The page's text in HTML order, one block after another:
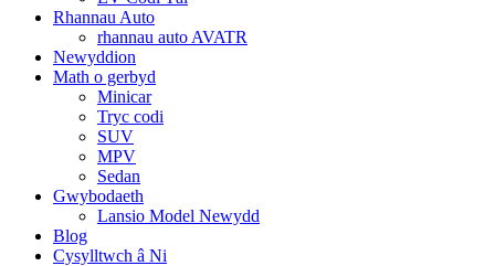
Rhannau Auto
rhannau auto AVATR
Newyddion
Math o gerbyd
Minicar
Tryc codi
SUV
MPV
Sedan
Gwybodaeth
Lansio Model Newydd
Blog
Cysylltwch â Ni